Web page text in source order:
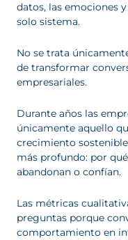
datos, las emociones
solo sistema.
No se trata
de transformar
empresariales.
Durante años las
únicamente aquello
crecimiento
más profundo: por
abandonan o confían.
Las métricas
preguntas porque
comportamiento en